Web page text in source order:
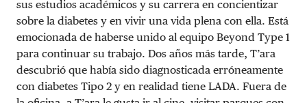
sus estudios académicos y su carrera en concientizar
sobre la diabetes y en vivir una vida plena con ella. Está
emocionada de haberse unido al equipo Beyond Type 1
para continuar su trabajo. Dos años más tarde, T’ara
descubrió que había sido diagnosticada erróneamente
con diabetes Tipo 2 y en realidad tiene LADA. Fuera de